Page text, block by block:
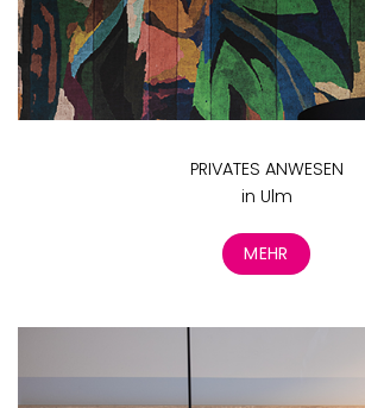
PRIVATES ANWESEN
in Ulm
MEHR